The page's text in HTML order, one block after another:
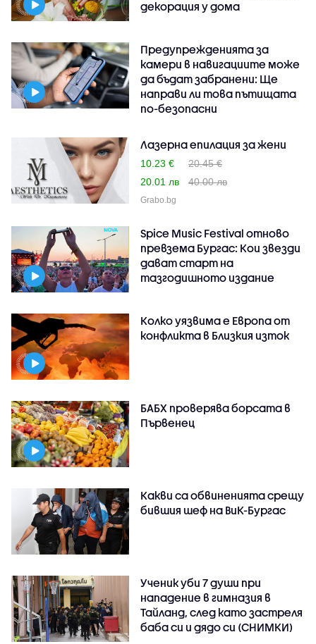
декорация у дома
Предупрежденията за
камери в навигациите може
да бъдат забранени: Ще
направи ли това пътищата
по-безопасни
Лазерна епилация за жени
10.23 €
20.45 €
20.01 лв
40.00 лв
Grabo.bg
Spice Music Festival отново
превзема Бургас: Кои звезди
дават старт на
тазгодишното издание
Колко уязвима е Европа от
конфликта в Близкия изток
БАБХ проверява борсата в
Първенец
Какви са обвиненията срещу
бившия шеф на ВиК-Бургас
Ученик уби 7 души при
нападение в гимназия в
Тайланд, след като застреля
баба си и дядо си (СНИМКИ)